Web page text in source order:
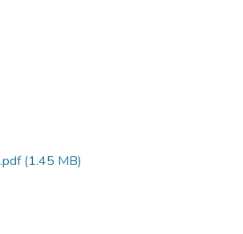
مدكرة تاريخ مراجعة.pdf(1.45 MB)